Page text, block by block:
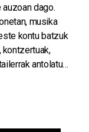
dago.
musika
kontu batzuk
kontzertuak,
antolatu…